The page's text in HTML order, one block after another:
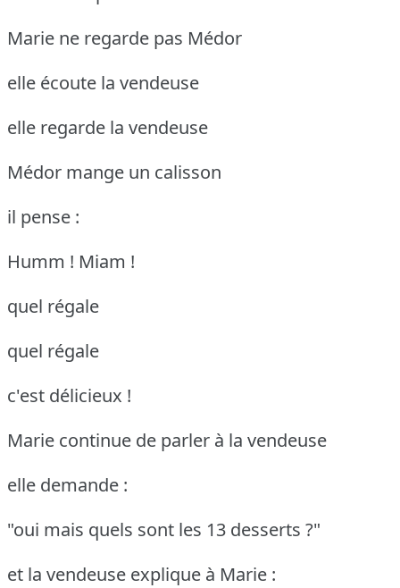
Marie ne regarde pas Médor
elle écoute la vendeuse
elle regarde la vendeuse
Médor mange un calisson
il pense :
Humm ! Miam !
quel régale
quel régale
c'est délicieux !
Marie continue de parler à la vendeuse
elle demande :
"oui mais quels sont les 13 desserts ?"
et la vendeuse explique à Marie :